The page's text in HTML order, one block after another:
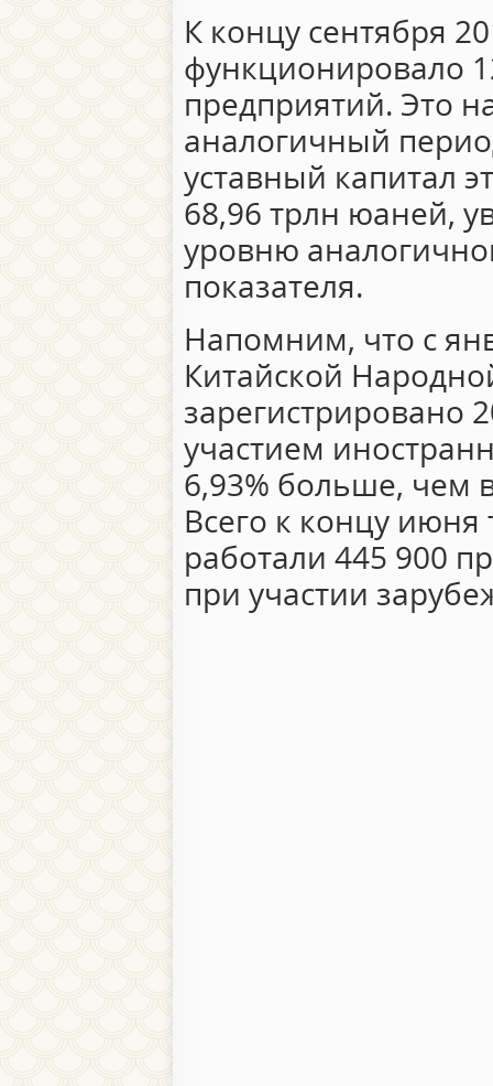
К концу сентября
функционировало
предприятий. Это
аналогичный
уставный капитал
68,96 трлн юаней,
уровню
показателя.
Напомним, что с
Китайской
зарегистрировано
участием
6,93% больше, чем
Всего к концу июня
работали 445 900
при участии